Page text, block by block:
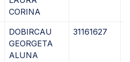
CORINA
DOBIRCAU
GEORGETA
ALUNA
31161627